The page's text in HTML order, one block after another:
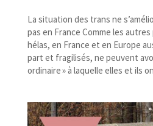
La situation des trans ne
pas en France Comme les
hélas, en France et en Europe
part et fragilisés, ne peuvent
ordinaire » à laquelle elles et ils